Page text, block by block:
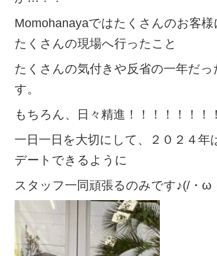
Momohanayaではたくさんのお客
たくさんの現場へ行ったこと
たくさんの気付きや反省の一年だ
す。
もちろん、日々精進！！！！！！！
一日一日を大切にして、２０２４年
デートできるように
スタッフ一同頑張るのみです♪(/・ω